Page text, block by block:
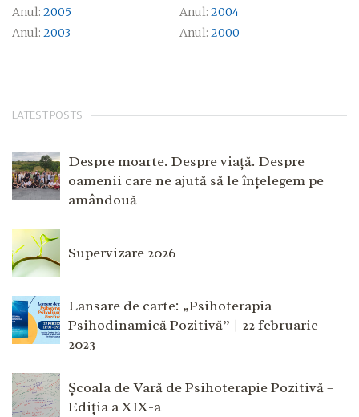
Anul: 2005 Anul: 2004
Anul: 2003 Anul: 2000
LATEST POSTS
Despre moarte. Despre viață. Despre
oamenii care ne ajută să le înțelegem pe
amândouă
Supervizare 2026
Lansare de carte: „Psihoterapia
Psihodinamică Pozitivă” | 22 februarie
2023
Școala de Vară de Psihoterapie Pozitivă –
Ediția a XIX-a